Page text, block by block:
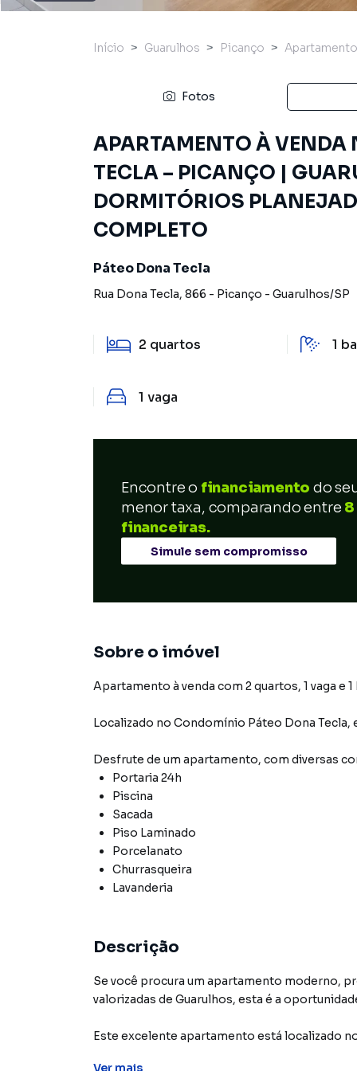
Início Guarulhos Picanço Apartamento
Fotos
APARTAMENTO À
TECLA – PICANÇO |
DORMITÓRIOS
COMPLETO
Páteo Dona Tecla
Rua Dona Tecla, 866 - Picanço - Guarulhos/SP
2 quartos 1
1 vaga
Encontre o financiamento do
menor taxa, comparando entre
financeiras.
Simule sem compromisso
Sobre o imóvel
Apartamento à venda com 2 quartos, 1 vaga e
Localizado no Condomínio Páteo Dona Tecla,
Desfrute de um apartamento, com diversas
Portaria 24h
Piscina
Sacada
Piso Laminado
Porcelanato
Churrasqueira
Lavanderia
Descrição
Se você procura um apartamento moderno,
valorizadas de Guarulhos, esta é a
Este excelente apartamento está localizado
Ver mais